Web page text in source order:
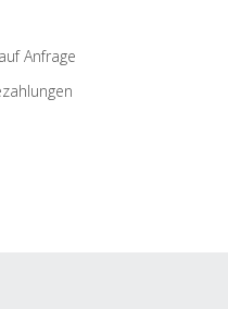
Anfrage